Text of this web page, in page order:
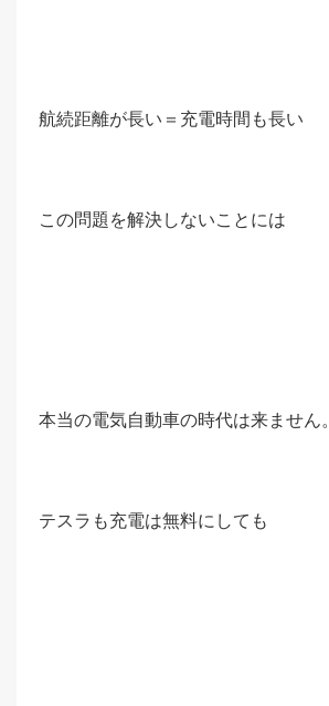
航続距離が長い＝充電時間も長い
この問題を解決しないことには
本当の電気自動車の時代は来ません。
テスラも充電は無料にしても